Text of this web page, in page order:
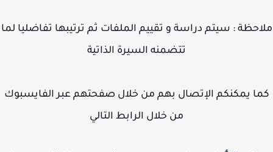
: سيتم دراسة و تقييم الملفات ثم ترتيبها تفاضليا لما
تتضمنه السيرة الذاتية
يمكنكم الإتصال بهم من خلال صفحتهم عبر الفايسبوك
من خلال الرابط التالي